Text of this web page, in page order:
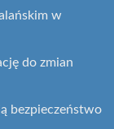
w
do zmian
bezpieczeństwo